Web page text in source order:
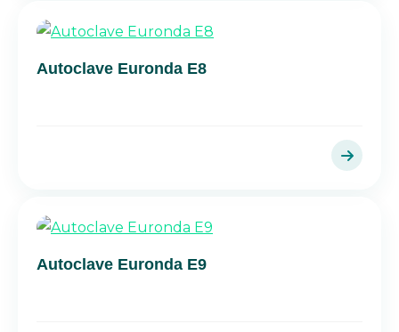
Autoclave Euronda E8
Autoclave Euronda E9